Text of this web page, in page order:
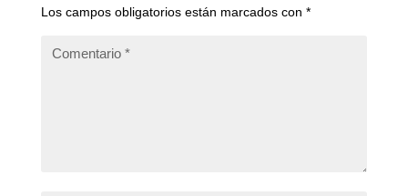
Los campos obligatorios están marcados con *